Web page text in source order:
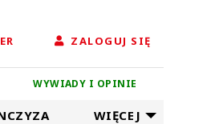
ZALOGUJ SIĘ
WYWIADY I OPINIE
WIĘCEJ